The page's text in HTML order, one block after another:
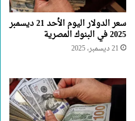
سعر الدولار اليوم الأحد 21 ديسمبر
2025 في البنوك المصرية
21 ديسمبر، 2025